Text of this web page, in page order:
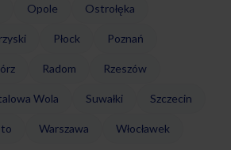
Opole Ostrołęka
Płock Poznań
Radom Rzeszów
Wola Suwałki Szczecin
Warszawa Włocławek